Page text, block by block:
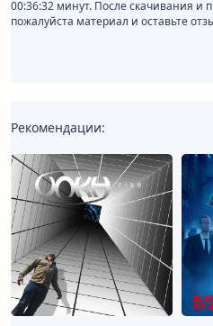
00:36:32 минут. После скачивания и
пожалуйста материал и оставьте
Рекомендации: